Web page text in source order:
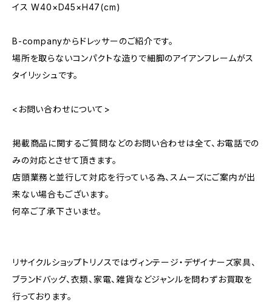
イス W40×D45×H47(cm)
B-companyからドレッサーのご紹介です。
場所を取らないコンパクトな造りで細脚のアイアンフレームがス
タイリッシュです。
<お問い合わせについて>
掲載商品に関するご質問などのお問い合わせは全て、お電話での
みの対応とさせて頂きます。
店頭業務と並行して対応を行っている為、スムーズにご案内が出
来ない場合もございます。
何卒ご了承下さいませ。
リサイクルショップトリノスではヴィンテージ・デザイナーズ家具、
ブランドバッグ、衣類、家電、雑貨などジャンルを問わずお買取を
行っております。